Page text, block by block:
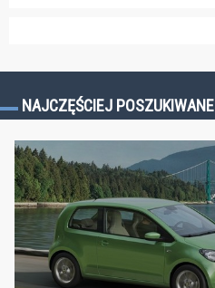
NAJCZĘŚCIEJ POSZUKIWANE